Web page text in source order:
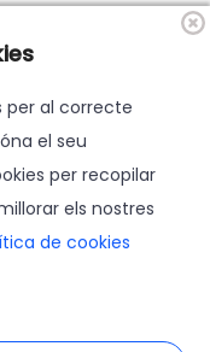
972 87 41 65
els drets reservats.
per al correcte
el seu
per recopilar
els nostres
de cookies